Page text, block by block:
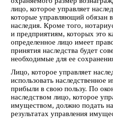
лицо, которое управляет
которые управляющий обязан
наследия. Кроме того,
и предприятиям, которых это
определенное лицо имеет
принятия наследства будет
необходимые для ее
Лицо, которое управляет
использовать наследственное
прибыли в свою пользу. По
наследством лицо, которое
имуществом, должно подать
результатах управления